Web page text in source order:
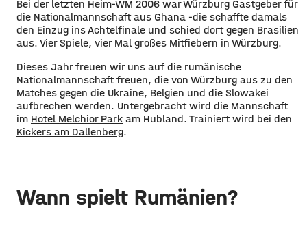
Bei der letzten Heim-WM 2006 war Würzburg Gastgeber für
die Nationalmannschaft aus Ghana -die schaffte damals
den Einzug ins Achtelfinale und schied dort gegen Brasilien
aus. Vier Spiele, vier Mal großes Mitfiebern in Würzburg.
Dieses Jahr freuen wir uns auf die rumänische
Nationalmannschaft freuen, die von Würzburg aus zu den
Matches gegen die Ukraine, Belgien und die Slowakei
aufbrechen werden. Untergebracht wird die Mannschaft
im Hotel Melchior Park am Hubland. Trainiert wird bei den
Kickers am Dallenberg.
Wann spielt Rumänien?